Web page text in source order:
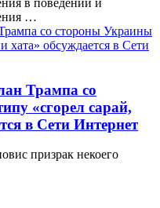
…
Трампа со
«сгорел сарай,
в Сети Интернет
призрак некоего